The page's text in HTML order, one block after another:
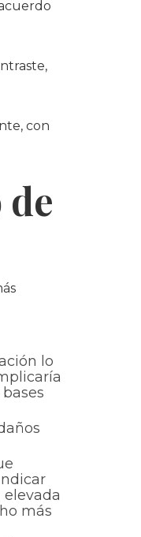
con
lo
más